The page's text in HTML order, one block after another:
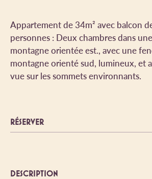
Appartement de 34m² avec balcon
personnes : Deux chambres dans
montagne orientée est., avec une
montagne orienté sud, lumineux, et
vue sur les sommets environnants.
DESCRIPTION
RÉSERVER